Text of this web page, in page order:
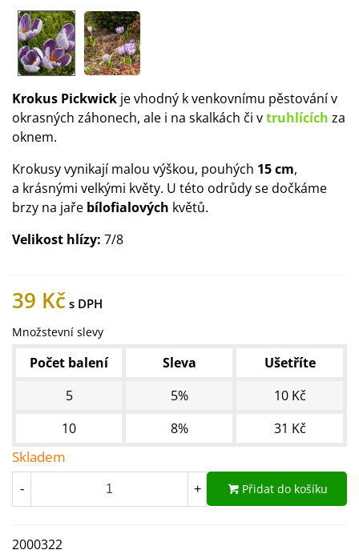
Krokus Pickwick je vhodný k venkovnímu pěstování v
okrasných záhonech, ale i na skalkách či vtruhlících za
oknem.
Krokusy vynikají malou výškou, pouhých 15 cm,
a krásnými velkými květy. U této odrůdy se dočkáme
brzy na jaře bílofialových květů.
Velikost hlízy: 7/8
39 Kč
Množstevní slevy
Počet balení Sleva
Ušetříte
5
5%
10 Kč
10
8% 31 Kč
Skladem
- + Přidat do košíku
2000322